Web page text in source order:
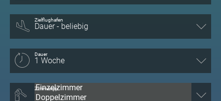
Zielflughafen
Dauer
Zimmertyp